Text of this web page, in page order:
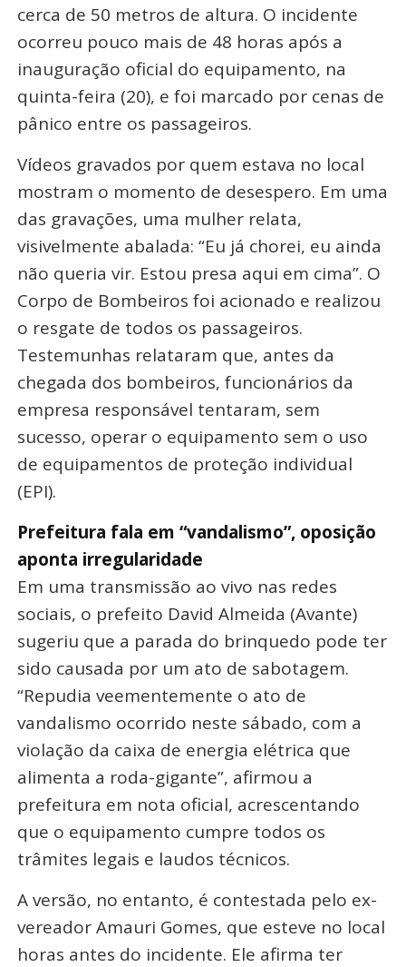
cerca de 50 metros de altura. O incidente
ocorreu pouco mais de 48 horas após a
inauguração oficial do equipamento, na
quinta-feira (20), e foi marcado por cenas de
pânico entre os passageiros.
Vídeos gravados por quem estava no local
mostram o momento de desespero. Em uma
das gravações, uma mulher relata,
visivelmente abalada: “Eu já chorei, eu ainda
não queria vir. Estou presa aqui em cima”. O
Corpo de Bombeiros foi acionado e realizou
o resgate de todos os passageiros.
Testemunhas relataram que, antes da
chegada dos bombeiros, funcionários da
empresa responsável tentaram, sem
sucesso, operar o equipamento sem o uso
de equipamentos de proteção individual
(EPI).
Prefeitura fala em “vandalismo”, oposição
aponta irregularidade
Em uma transmissão ao vivo nas redes
sociais, o prefeito David Almeida (Avante)
sugeriu que a parada do brinquedo pode ter
sido causada por um ato de sabotagem.
“Repudia veementemente o ato de
vandalismo ocorrido neste sábado, com a
violação da caixa de energia elétrica que
alimenta a roda-gigante”, afirmou a
prefeitura em nota oficial, acrescentando
que o equipamento cumpre todos os
trâmites legais e laudos técnicos.
A versão, no entanto, é contestada pelo ex-
vereador Amauri Gomes, que esteve no local
horas antes do incidente. Ele afirma ter